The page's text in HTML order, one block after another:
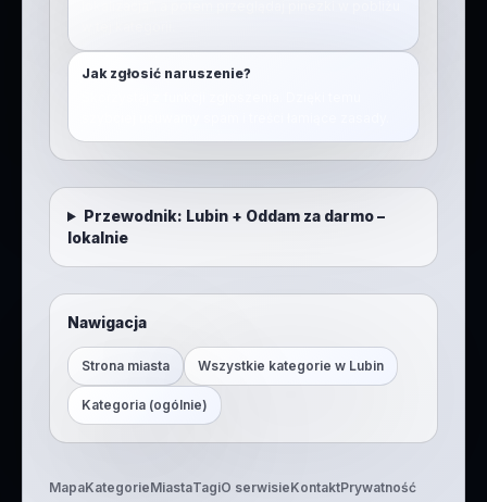
Jak zgłosić naruszenie?
Przewodnik: Lubin+ Oddam za darmo –
lokalnie
Nawigacja
Strona miasta Wszystkie kategorie w Lubin
Kategoria (ogólnie)
MapaKategorieMiastaTagiO serwisieKontaktPrywatność